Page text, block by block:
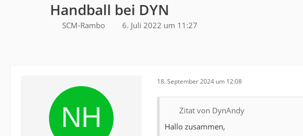
Handball bei DYN
SCM-Rambo 6. Juli 2022 um 11:27
18. September 2024 um 12:08
Zitat von DynAndy
Hallo zusammen,